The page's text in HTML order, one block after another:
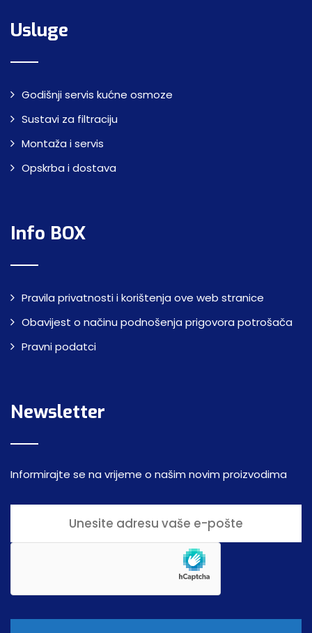
Usluge
Godišnji servis kućne osmoze
Sustavi za filtraciju
Montaža i servis
Opskrba i dostava
Info BOX
Pravila privatnosti i korištenja ove web stranice
Obavijest o načinu podnošenja prigovora potrošača
Pravni podatci
Newsletter
Informirajte se na vrijeme o našim novim proizvodima